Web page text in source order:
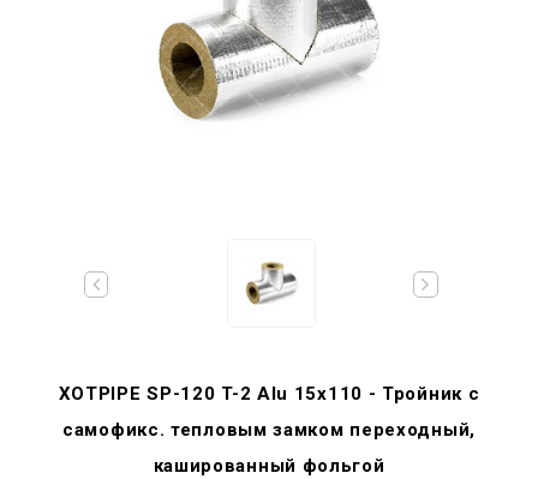
XOTPIPE SP-120 T-2 Alu 15x110 - Тройник c
самофикс. тепловым замком переходный,
кашированный фольгой